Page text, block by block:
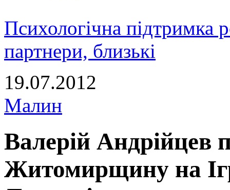
Психологічна підтримка
партнери, близькі
19.07.2012
Малин
Валерій Андрійцев
Житомирщину на